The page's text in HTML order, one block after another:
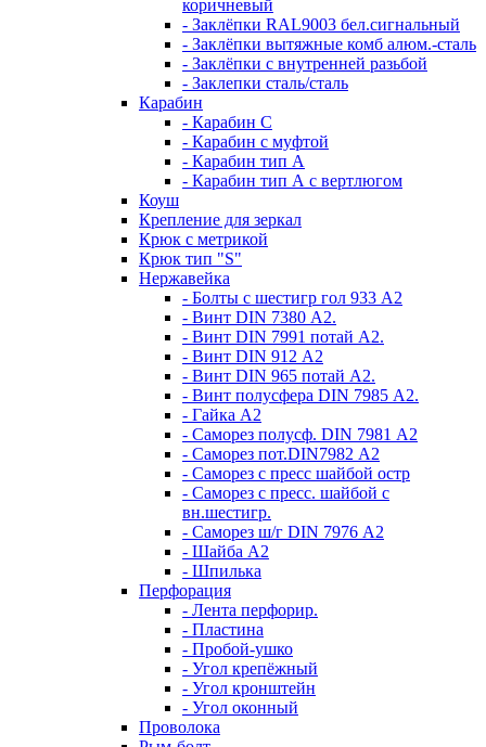
коричневый
- Заклёпки RAL9003 бел.сигнальный
- Заклёпки вытяжные комб алюм.-сталь
- Заклёпки с внутренней разьбой
- Заклепки сталь/сталь
Карабин
- Карабин С
- Карабин с муфтой
- Карабин тип А
- Карабин тип А с вертлюгом
Коуш
Крепление для зеркал
Крюк с метрикой
Крюк тип "S"
Нержавейка
- Болты с шестигр гол 933 А2
- Винт DIN 7380 А2.
- Винт DIN 7991 потай А2.
- Винт DIN 912 А2
- Винт DIN 965 потай А2.
- Винт полусфера DIN 7985 А2.
- Гайка А2
- Саморез полусф. DIN 7981 А2
- Саморез пот.DIN7982 А2
- Саморез с пресс шайбой остр
- Саморез с пресс. шайбой с
вн.шестигр.
- Саморез ш/г DIN 7976 А2
- Шайба А2
- Шпилька
Перфорация
- Лента перфорир.
- Пластина
- Пробой-ушко
- Угол крепёжный
- Угол кронштейн
- Угол оконный
Проволока